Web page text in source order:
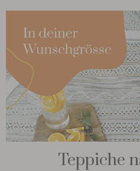
Teppiche